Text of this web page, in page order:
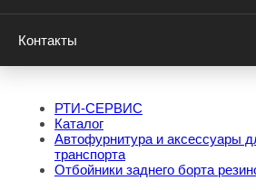
Контакты
РТИ-СЕРВИС
Каталог
Автофурнитура и аксессуары
транспорта
Отбойники заднего борта